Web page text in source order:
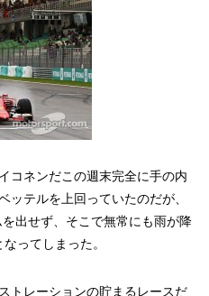
コネンだこの週末完全に手の内
ッテルを上回っていたのだが、
出せず、そこで無常にも雨が降
ってしまった。
トレーションの貯まるレースだ